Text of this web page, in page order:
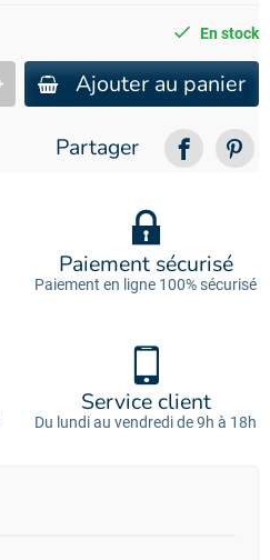
En stock
Ajouter au panier
Partager
Paiement sécurisé
Paiement en ligne 100% sécurisé
Service client
Du lundi au vendredi de 9h à 18h